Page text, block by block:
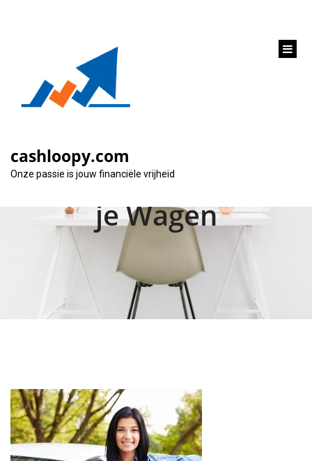
cashloopy.com
Onze passie is jouw financiële vrijheid
Financiering voor een
Tweedehands Auto:
Alles over Lenen voor
je Wagen